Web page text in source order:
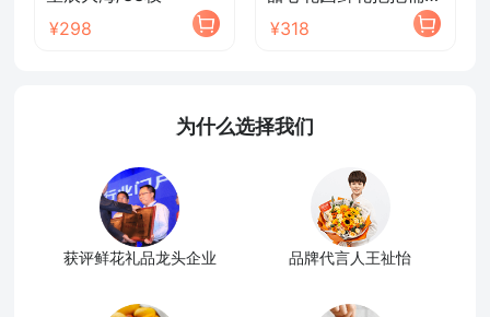
¥298
¥318
为什么选择我们
获评鲜花礼品龙头企业 品牌代言人王祉怡